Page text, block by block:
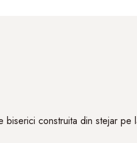
construita din stejar pe